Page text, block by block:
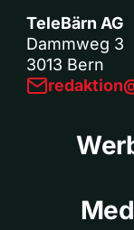
TeleBärn AG
Dammweg 3
3013 Bern